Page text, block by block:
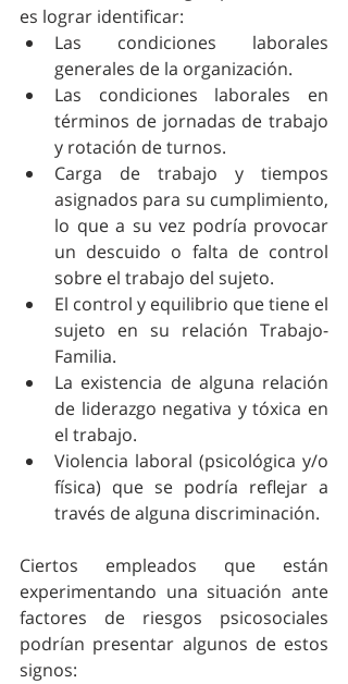
es lograr identificar:
Las condiciones laborales
generales de la organización.
Las condiciones laborales en
términos de jornadas de trabajo
y rotación de turnos.
Carga de trabajo y tiempos
asignados para su cumplimiento,
lo que a su vez podría provocar
un descuido o falta de control
sobre el trabajo del sujeto.
El control y equilibrio que tiene el
sujeto en su relación Trabajo-
Familia.
La existencia de alguna relación
de liderazgo negativa y tóxica en
el trabajo.
Violencia laboral (psicológica y/o
física) que se podría reflejar a
través de alguna discriminación.
Ciertos empleados que están
experimentando una situación ante
factores de riesgos psicosociales
podrían presentar algunos de estos
signos: